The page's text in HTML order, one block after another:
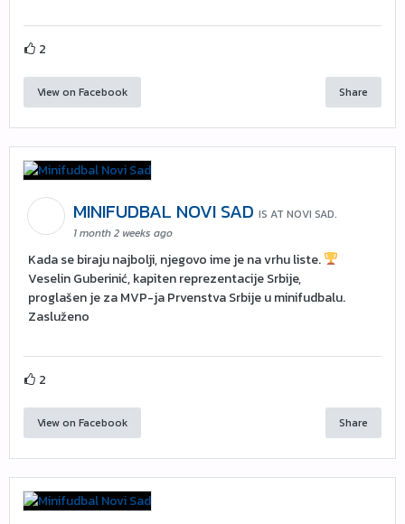
2
View on Facebook Share
MINIFUDBAL NOVI SAD IS AT NOVI SAD.
1 month 2 weeks ago
Kada se biraju najbolji, njegovo ime je na vrhu liste.
Veselin Guberinić, kapiten reprezentacije Srbije,
proglašen je za MVP-ja Prvenstva Srbije u minifudbalu.
Zasluženo
2
View on Facebook Share